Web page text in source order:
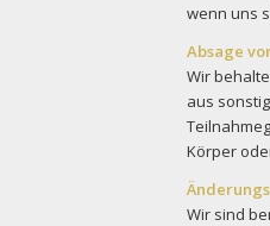
wenn uns
Absage
Wir
aus
Körper
Wir sind